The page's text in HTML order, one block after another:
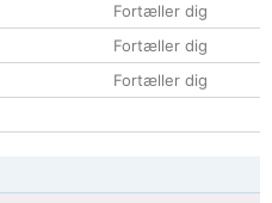
Fortæller dig
Fortæller dig
Fortæller dig